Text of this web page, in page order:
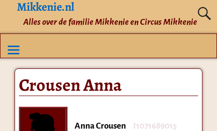
Mikkenie.nl
Alles over de familie Mikkenie en Circus Mikkenie
Crousen Anna
Anna Crousen I1071689015